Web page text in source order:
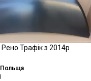
Рено Трафік з 2014р
Польща